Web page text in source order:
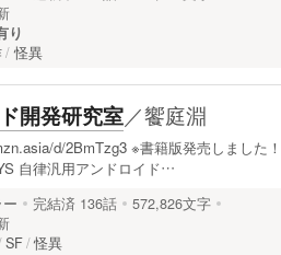
り
怪異
開発研究室／饗庭淵
d/2BmTzg3 ※書籍版発売しました！
自律汎用アンドロイド…
完結済 136話
572,826文字
SF 怪異